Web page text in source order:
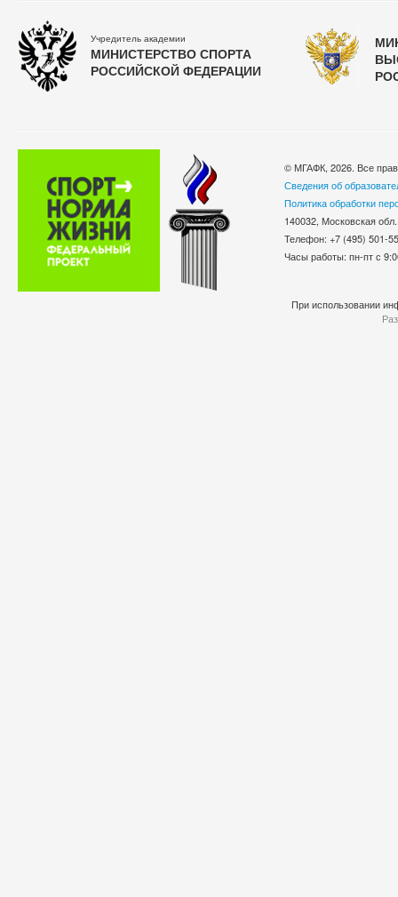
Учредитель академии
МИНИСТЕРСТВО СПОРТА
РОССИЙСКОЙ ФЕДЕРАЦИИ
© МГАФК, 2026. Все
Сведения об
Политика обработки
140032, Московская
Телефон: +7 (495)
Часы работы: пн-пт с
При использовании